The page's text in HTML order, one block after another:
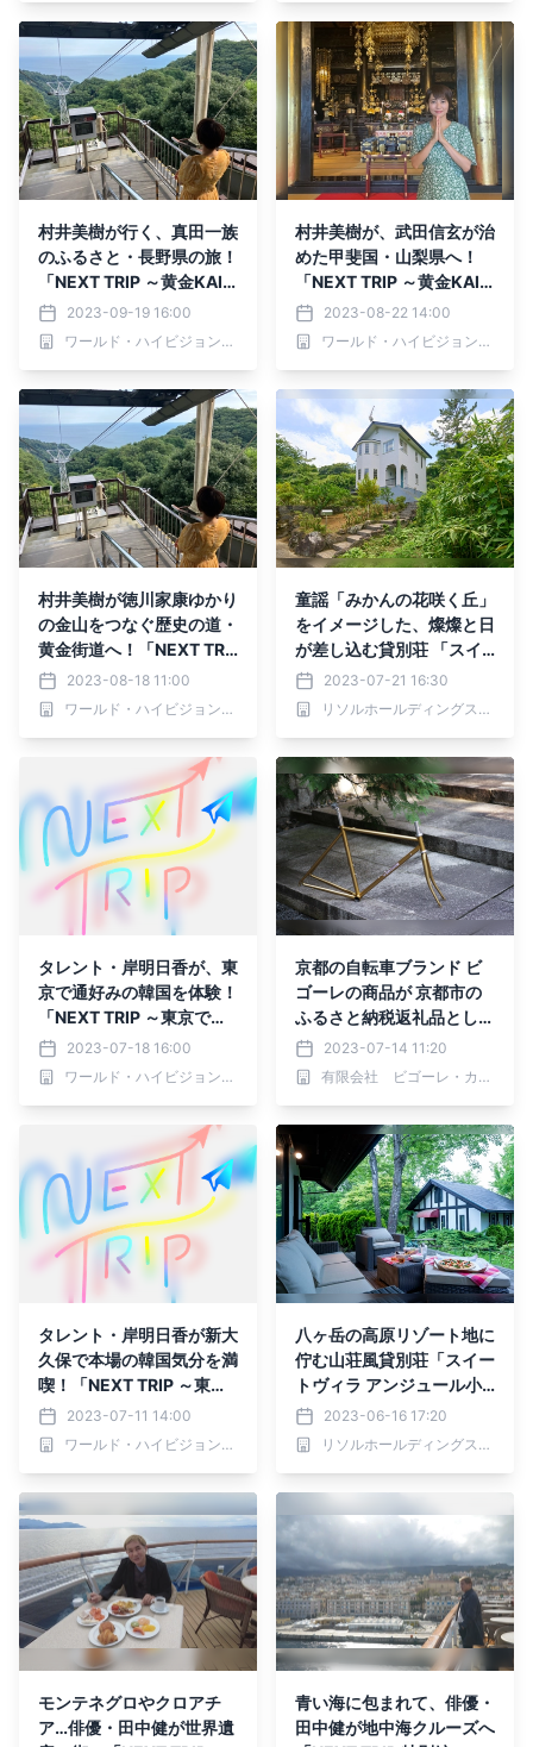
村井美樹が行く、真田一族
のふるさと・長野県の旅！
「NEXT TRIP ～黄金KAID
O 長野編～」9月21日(木)
夕方6時30分からBS12で
放送！
2023-09-19 16:00
ワールド・ハイビジョン・チャンネル株式会社
村井美樹が、武田信玄が治
めた甲斐国・山梨県へ！
「NEXT TRIP ～黄金KAID
O 山梨編～」8月24日(木)
夕方6時30分からBS12で
放送！
2023-08-22 14:00
ワールド・ハイビジョン・チャンネル株式会社
村井美樹が徳川家康ゆかり
の金山をつなぐ歴史の道・
黄金街道へ！「NEXT TRI
P ～黄金KAIDO 静岡編
～」8月19日(土)夕方5時0
0分からBS12で放送！
2023-08-18 11:00
ワールド・ハイビジョン・チャンネル株式会社
童謡「みかんの花咲く丘」
をイメージした、燦燦と日
が差し込む貸別荘 「スイ
ートヴィラ 伊豆高原 みか
んの花咲く白い家」8/4開
業
2023-07-21 16:30
リソルホールディングス株式会社
タレント・岸明日香が、東
京で通好みの韓国を体験！
「NEXT TRIP ～東京でお
いしい韓国体験 後編～」7
月20日(木)夕方6時30分
からBS12で放送！
2023-07-18 16:00
ワールド・ハイビジョン・チャンネル株式会社
京都の自転車ブランド ビ
ゴーレの商品が 京都市の
ふるさと納税返礼品として
追加採用されました
2023-07-14 11:20
有限会社 ビゴーレ・カタオカ
タレント・岸明日香が新大
久保で本場の韓国気分を満
喫！「NEXT TRIP ～東京
でおいしい韓国体験 前編
～」7月13日(木)夕方6時3
0分からBS12で放送！
2023-07-11 14:00
ワールド・ハイビジョン・チャンネル株式会社
八ヶ岳の高原リゾート地に
佇む山荘風貸別荘「スイー
トヴィラ アンジュール小
淵沢高原」6月30日に開業
2023-06-16 17:20
リソルホールディングス株式会社
モンテネグロやクロアチ
ア…俳優・田中健が世界遺
青い海に包まれて、俳優・
田中健が地中海クルーズへ